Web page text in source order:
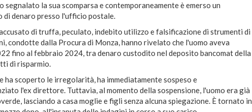
segnalato la sua scomparsa e contemporaneamente è emerso un
di denaro presso l'ufficio postale.
di truffa, peculato, indebito utilizzo e falsificazione di strumenti di
condotte dalla Procura di Monza, hanno rivelato che l'uomo aveva
fino al febbraio 2024, tra denaro custodito nel deposito bancomat della
di risparmio.
ha scoperto le irregolarità, ha immediatamente sospeso e
l'ex direttore. Tuttavia, al momento della sospensione, l'uomo era già
lasciando a casa moglie e figli senza alcuna spiegazione. È tornato in